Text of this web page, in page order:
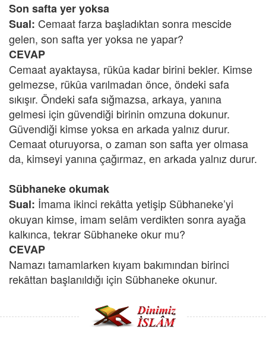
Son safta yer yoksa
Sual: Cemaat farza başladıktan sonra mescide
gelen, son safta yer yoksa ne yapar?
CEVAP
Cemaat ayaktaysa, rükûa kadar birini bekler. Kimse
gelmezse, rükûa varılmadan önce, öndeki safa
sıkışır. Öndeki safa sığmazsa, arkaya, yanına
gelmesi için güvendiği birinin omzuna dokunur.
Güvendiği kimse yoksa en arkada yalnız durur.
Cemaat oturuyorsa, o zaman son safta yer olmasa
da, kimseyi yanına çağırmaz, en arkada yalnız durur.
Sübhaneke okumak
Sual: İmama ikinci rekâtta yetişip Sübhaneke’yi
okuyan kimse, imam selâm verdikten sonra ayağa
kalkınca, tekrar Sübhaneke okur mu?
CEVAP
Namazı tamamlarken kıyam bakımından birinci
rekâttan başlanıldığı için Sübhaneke okunur.